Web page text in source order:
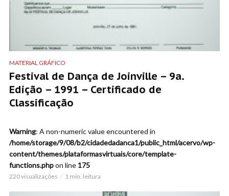
MATERIAL GRÁFICO
Festival de Dança de Joinville – 9a.
Edição – 1991 – Certificado de
Classificação
Warning: A non-numeric value encountered in
/home/storage/9/08/b2/cidadedadanca1/public_html/acervo/wp-
content/themes/plataformasvirtuais/core/template-
functions.phpon line 175
220 visualizações 1 min. leitura